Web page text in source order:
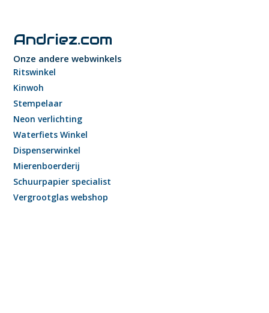
Andriez.com
Onze andere webwinkels
Ritswinkel
Kinwoh
Stempelaar
Neon verlichting
Waterfiets Winkel
Dispenserwinkel
Mierenboerderij
Schuurpapier specialist
Vergrootglas webshop